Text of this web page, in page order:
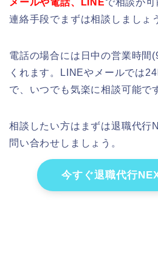
メールや電話、LINEで相談が
連絡手段でまずは相談しましょ
電話の場合には日中の営業時間
くれます。LINEやメールでは
で、いつでも気楽に相談可能で
相談したい方はまずは退職代行
問い合わせしましょう。
今すぐ退職代行